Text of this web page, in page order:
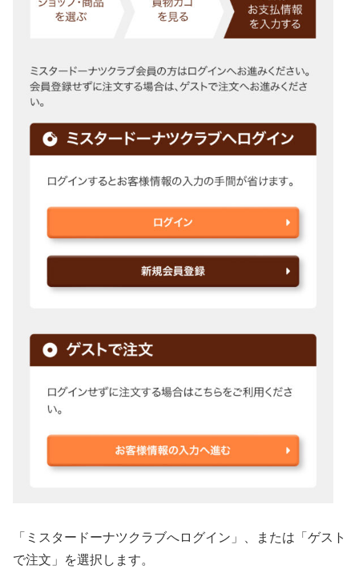
「ミスタードーナツクラブへログイン」、または「ゲスト
で注文」を選択します。